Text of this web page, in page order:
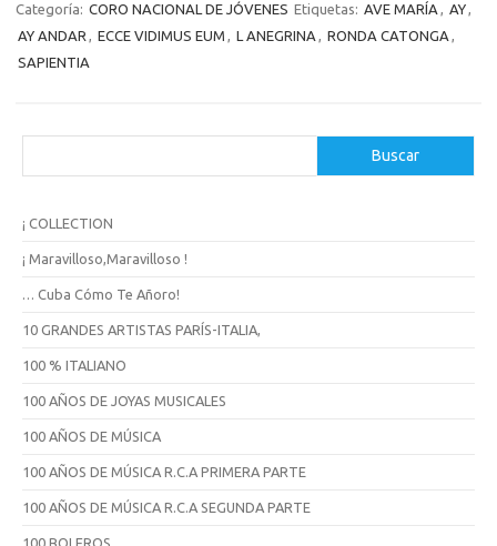
Categoría: CORO NACIONAL DE JÓVENES Etiquetas: AVE MARÍA , AY,
AY ANDAR , ECCE VIDIMUS EUM , L ANEGRINA , RONDA CATONGA ,
SAPIENTIA
a
Buscar
¡ COLLECTION
¡ Maravilloso,Maravilloso !
… Cuba Cómo Te Añoro!
10 GRANDES ARTISTAS PARÍS-ITALIA,
100 % ITALIANO
100 AÑOS DE JOYAS MUSICALES
100 AÑOS DE MÚSICA
100 AÑOS DE MÚSICA R.C.A PRIMERA PARTE
100 AÑOS DE MÚSICA R.C.A SEGUNDA PARTE
100 BOLEROS